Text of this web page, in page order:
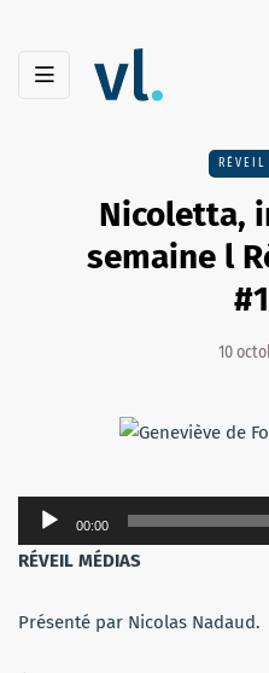
RÉVEIL
Nicoletta,
semaine l
10
Lecteur
audio
00:00
RÉVEIL MÉDIAS
Présenté par Nicolas Nadaud.